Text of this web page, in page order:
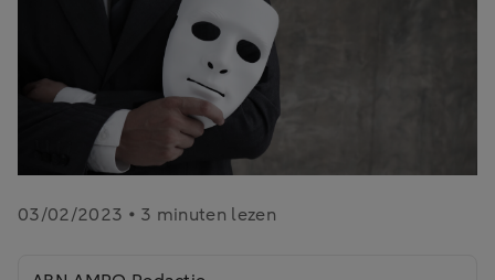
03/02/2023 • 3 minuten lezen